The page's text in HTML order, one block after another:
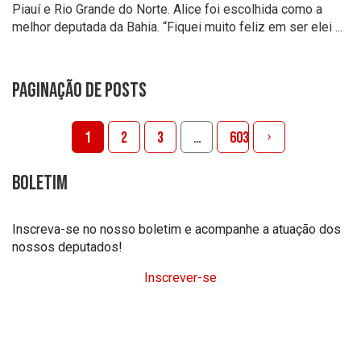
Piauí e Rio Grande do Norte. Alice foi escolhida como a
melhor deputada da Bahia. “Fiquei muito feliz em ser elei ...
Paginação de posts
1 2 3 … 603
Boletim
Inscreva-se no nosso boletim e acompanhe a atuação dos
nossos deputados!
Inscrever-se